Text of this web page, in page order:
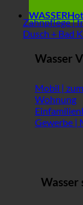
Zahnpflege |
Dusch + Bad
WASSER
Wasser
Mobil |
Wohnung
Gewerbe |
Wasser